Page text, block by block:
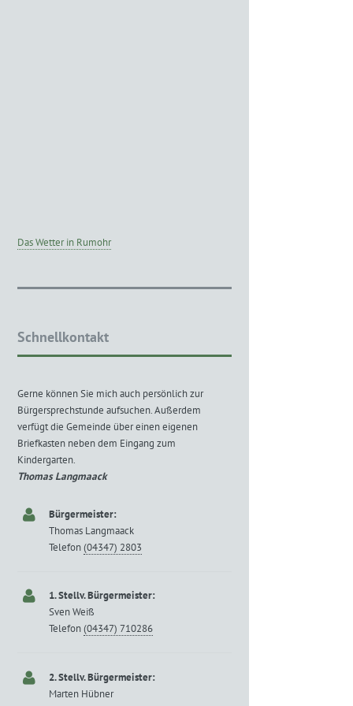
Das Wetter in Rumohr
Schnellkontakt
Gerne können Sie mich auch persönlich zur
Bürgersprechstunde aufsuchen. Außerdem
verfügt die Gemeinde über einen eigenen
Briefkasten neben dem Eingang zum
Kindergarten.
Thomas Langmaack
Bürgermeister:
Thomas Langmaack
Telefon(04347) 2803
1. Stellv. Bürgermeister:
Sven Weiß
Telefon(04347) 710286
2. Stellv. Bürgermeister:
Marten Hübner